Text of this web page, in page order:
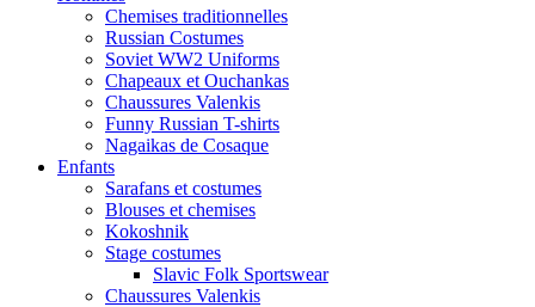
Chemises traditionnelles
Russian Costumes
Soviet WW2 Uniforms
Chapeaux et Ouchankas
Chaussures Valenkis
Funny Russian T-shirts
Nagaikas de Cosaque
Enfants
Sarafans et costumes
Blouses et chemises
Kokoshnik
Stage costumes
Slavic Folk Sportswear
Chaussures Valenkis